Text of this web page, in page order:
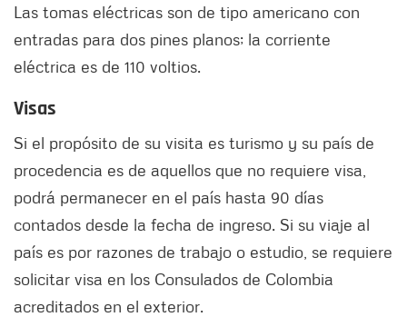
Las tomas eléctricas son de tipo americano con
entradas para dos pines planos; la corriente
eléctrica es de 110 voltios.
Visas
Si el propósito de su visita es turismo y su país de
procedencia es de aquellos que no requiere visa,
podrá permanecer en el país hasta 90 días
contados desde la fecha de ingreso. Si su viaje al
país es por razones de trabajo o estudio, se requiere
solicitar visa en los Consulados de Colombia
acreditados en el exterior.